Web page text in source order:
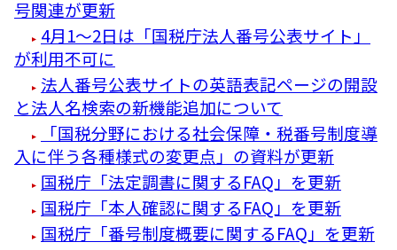
号関連が更新
4月1～2日は「国税庁法人番号公表サイト」
が利用不可に
法人番号公表サイトの英語表記ページの開設
と法人名検索の新機能追加について
「国税分野における社会保障・税番号制度導
入に伴う各種様式の変更点」の資料が更新
国税庁「法定調書に関するFAQ」を更新
国税庁「本人確認に関するFAQ」を更新
国税庁「番号制度概要に関するFAQ」を更新